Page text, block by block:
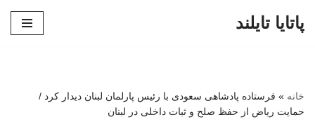
پاتایا تایلند
خانه » فرستاده پادشاهی سعودی با رئیس پارلمان لبنان دیدار کرد /
حمایت ریاض از حفظ صلح و ثبات داخلی در لبنان